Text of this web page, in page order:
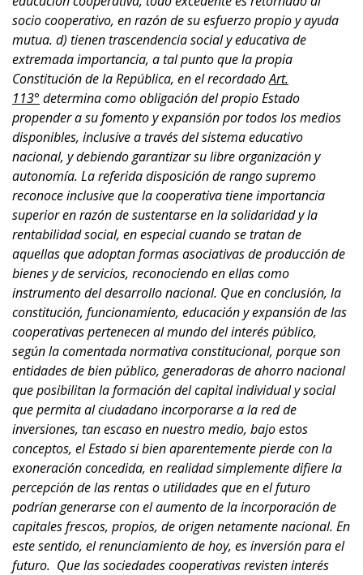
socio cooperativo, en razón de su esfuerzo propio y ayuda
mutua. d) tienen trascendencia social y educativa de
extremada importancia, a tal punto que la propia
Constitución de la República, en el recordadoArt.
113° determina como obligación del propio Estado
propender a su fomento y expansión por todos los medios
disponibles, inclusive a través del sistema educativo
nacional, y debiendo garantizar su libre organización y
autonomía. La referida disposición de rango supremo
reconoce inclusive que la cooperativa tiene importancia
superior en razón de sustentarse en la solidaridad y la
rentabilidad social, en especial cuando se tratan de
aquellas que adoptan formas asociativas de producción de
bienes y de servicios, reconociendo en ellas como
instrumento del desarrollo nacional. Que en conclusión, la
constitución, funcionamiento, educación y expansión de las
cooperativas pertenecen al mundo del interés público,
según la comentada normativa constitucional, porque son
entidades de bien público, generadoras de ahorro nacional
que posibilitan la formación del capital individual y social
que permita al ciudadano incorporarse a la red de
inversiones, tan escaso en nuestro medio, bajo estos
conceptos, el Estado si bien aparentemente pierde con la
exoneración concedida, en realidad simplemente difiere la
percepción de las rentas o utilidades que en el futuro
podrían generarse con el aumento de la incorporación de
capitales frescos, propios, de origen netamente nacional. En
este sentido, el renunciamiento de hoy, es inversión para el
futuro. Que las sociedades cooperativas revisten interés